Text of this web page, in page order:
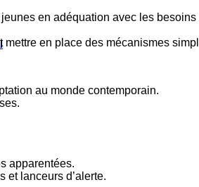
en adéquation avec les
en place des mécanismes
au monde contemporain.
apparentées.
et lanceurs d’alerte.